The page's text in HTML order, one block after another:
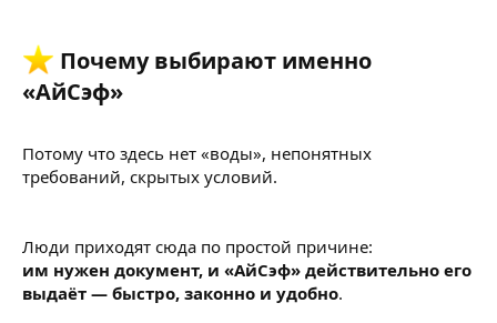
Почему выбирают именно
«АйСэф»​
Потому что здесь нет «воды», непонятных
требований, скрытых условий.
Люди приходят сюда по простой причине:
им нужен документ, и «АйСэф» действительно его
выдаёт — быстро, законно и удобно.